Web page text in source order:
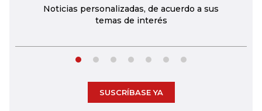
Noticias personalizadas, de acuerdo a sus
temas de interés
SUSCRÍBASE YA